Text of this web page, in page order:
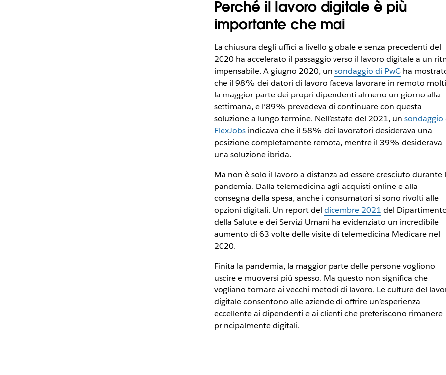
Perché il lavoro digitale è più
importante che mai
La chiusura degli uffici a livello globale e senza precedenti del
2020 ha accelerato il passaggio verso il lavoro digitale a un
impensabile. A giugno 2020, un sondaggio di PwCha
che il 98% dei datori di lavoro faceva lavorare in remoto
la maggior parte dei propri dipendenti almeno un giorno alla
settimana, e l’89% prevedeva di continuare con questa
soluzione a lungo termine. Nell’estate del 2021, un sondaggio
FlexJobsindicava che il 58% dei lavoratori desiderava una
posizione completamente remota, mentre il 39% desiderava
una soluzione ibrida.
Ma non è solo il lavoro a distanza ad essere cresciuto durante
pandemia. Dalla telemedicina agli acquisti online e alla
consegna della spesa, anche i consumatori si sono rivolti alle
opzioni digitali. Un report del dicembre 2021 del Dipartimento
della Salute e dei Servizi Umani ha evidenziato un incredibile
aumento di 63 volte delle visite di telemedicina Medicare nel
2020.
Finita la pandemia, la maggior parte delle persone vogliono
uscire e muoversi più spesso. Ma questo non significa che
vogliano tornare ai vecchi metodi di lavoro. Le culture del
digitale consentono alle aziende di offrire un’esperienza
eccellente ai dipendenti e ai clienti che preferiscono rimanere
principalmente digitali.